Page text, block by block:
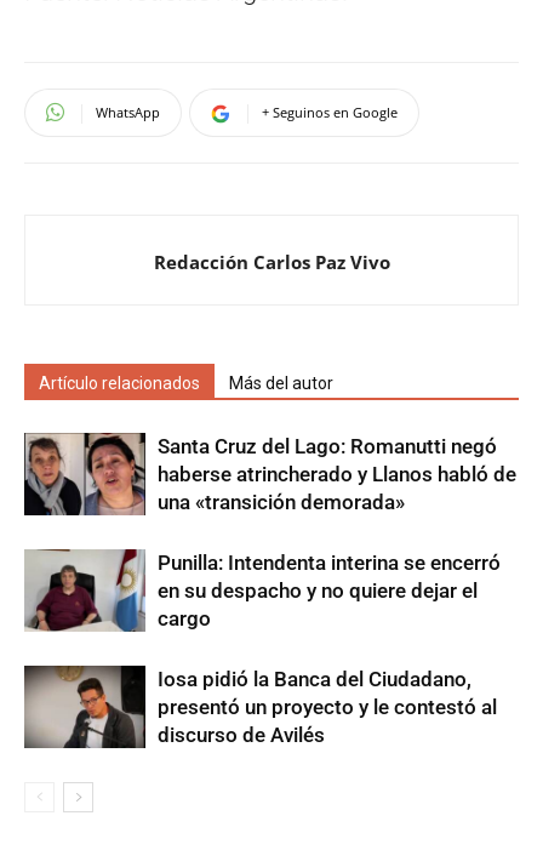
WhatsApp + Seguinos en Google
Redacción Carlos Paz Vivo
Artículo relacionados Más del autor
Santa Cruz del Lago: Romanutti negó
haberse atrincherado y Llanos habló de
una «transición demorada»
Punilla: Intendenta interina se encerró
en su despacho y no quiere dejar el
cargo
Iosa pidió la Banca del Ciudadano,
presentó un proyecto y le contestó al
discurso de Avilés